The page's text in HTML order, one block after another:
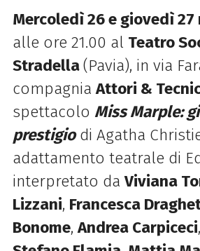
Mercoledì 26 e giovedì 27
alle ore 21.00 al Teatro
Stradella(Pavia), in via
compagniaAttori &
spettacolo Miss Marple:
prestigio di Agatha
adattamento teatrale di
interpretato daViviana
Lizzani, Francesca
Bonome,Andrea Carpiceci,